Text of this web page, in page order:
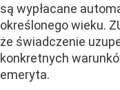
są wypłacane
określonego wieku.
że świadczenie
konkretnych
emeryta.